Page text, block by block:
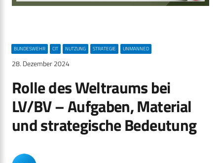
BUNDESWEHR CIT NUTZUNG STRATEGIE UNMANNED
28. Dezember 2024
Rolle des Weltraums bei
LV/BV – Aufgaben, Material
und strategische Bedeutung